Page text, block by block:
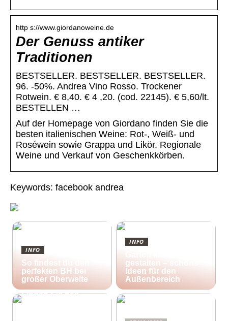
http s://www.giordanoweine.de
Der Genuss antiker
Traditionen
BESTSELLER. BESTSELLER. BESTSELLER.
96. -50%. Andrea Vino Rosso. Trockener
Rotwein. € 8,40. € 4 ,20. (cod. 22145). € 5,60/lt.
BESTELLEN …
Auf der Homepage von Giordano finden Sie die
besten italienischen Weine: Rot-, Weiß- und
Roséwein sowie Grappa und Likör. Regionale
Weine und Verkauf von Geschenkkörben.
Keywords: facebook andrea
INFO
So findest du den
perfekten BH bei
großer Oberweite
INFO
gestalten – schöne
Ideen für den
Außenbereich
25/10/2022
Finden Sie das